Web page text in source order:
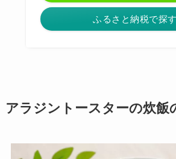
ふるさと納税で探す
アラジントースターの炊飯